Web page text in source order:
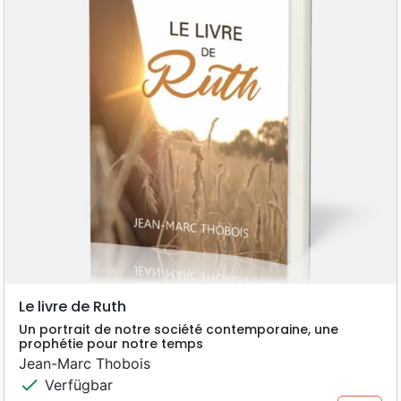
Le livre de Ruth
Un portrait de notre société contemporaine, une
prophétie pour notre temps
Jean-Marc Thobois
check Verfügbar